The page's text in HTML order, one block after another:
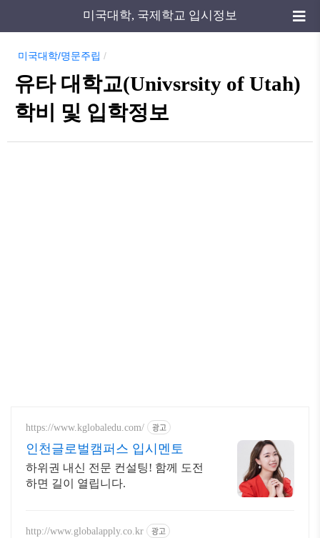
미국대학, 국제학교 입시정보
미국대학/명문주립 /
유타 대학교(Univsrsity of Utah)
학비 및 입학정보
https://www.kglobaledu.com/ 광고
인천글로벌캠퍼스 입시멘토
하위권 내신 전문 컨설팅! 함께 도전
하면 길이 열립니다.
http://www.globalapply.co.kr 광고